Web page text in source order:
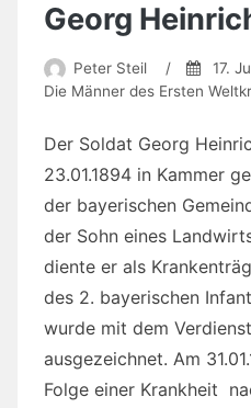
Georg
Peter Steil / 17.
Die Männer des Ersten
Der Soldat Georg
23.01.1894 in Kammer
der bayerischen
der Sohn eines
diente er als
des 2. bayerischen
wurde mit dem
ausgezeichnet. Am
Folge einer Krankheit